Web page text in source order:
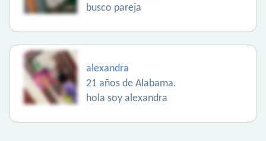
busco pareja
alexandra
21 años de Alabama.
hola soy alexandra